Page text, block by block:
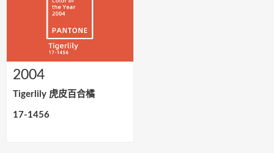
2004
Tigerlily 虎皮百合橘
17-1456